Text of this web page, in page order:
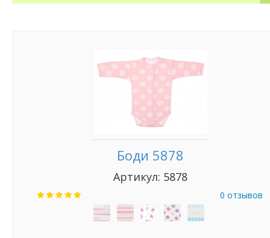
Боди 5878
Артикул: 5878
0 отзывов